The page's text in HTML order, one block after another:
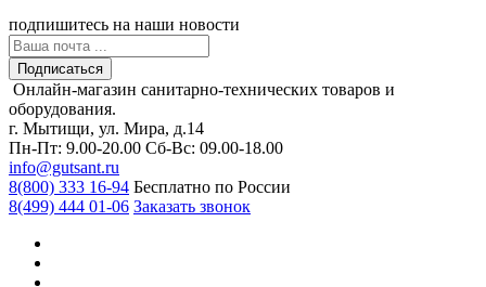
подпишитесь на наши новости
Подписаться
Онлайн-магазин санитарно-технических товаров и
оборудования.
г. Мытищи, ул. Мира, д.14
Пн-Пт: 9.00-20.00 Сб-Вс: 09.00-18.00
info@gutsant.ru
8(800) 333 16-94 Бесплатно по России
8(499) 444 01-06 Заказать звонок